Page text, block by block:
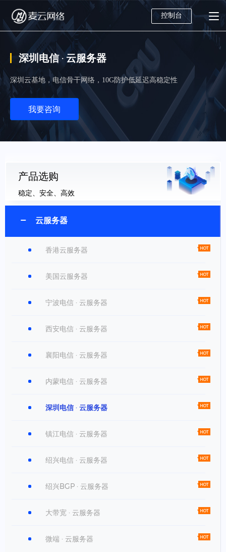
控制台
深圳电信 · 云服务器
深圳云基地，电信骨干网络，10G防护低延迟高稳定性
我要咨询
产品选购
稳定、安全、高效
云服务器
香港云服务器
美国云服务器
宁波电信 · 云服务器
西安电信 · 云服务器
襄阳电信 · 云服务器
内蒙电信 · 云服务器
深圳电信 · 云服务器
镇江电信 · 云服务器
绍兴电信 · 云服务器
绍兴BGP · 云服务器
大带宽 · 云服务器
微端 · 云服务器